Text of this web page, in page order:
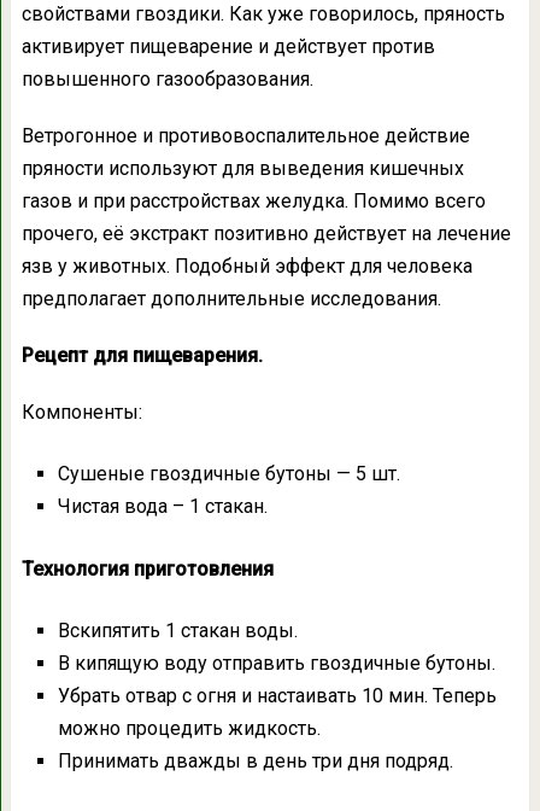
свойствами гвоздики. Как уже говорилось, пряность
активирует пищеварение и действует против
повышенного газообразования.
Ветрогонное и противовоспалительное действие
пряности используют для выведения кишечных
газов и при расстройствах желудка. Помимо всего
прочего, её экстракт позитивно действует на лечение
язв у животных. Подобный эффект для человека
предполагает дополнительные исследования.
Рецепт для пищеварения.
Компоненты:
Сушеные гвоздичные бутоны — 5 шт.
Чистая вода – 1 стакан.
Технология приготовления
Вскипятить 1 стакан воды.
В кипящую воду отправить гвоздичные бутоны.
Убрать отвар с огня и настаивать 10 мин. Теперь
можно процедить жидкость.
Принимать дважды в день три дня подряд.